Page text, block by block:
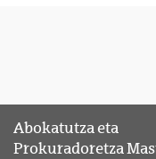
Abokatutza eta
Prokuradoretza